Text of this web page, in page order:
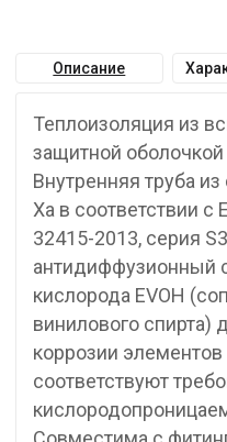
Описание
Теплоизоляция из
защитной оболочкой
Внутренняя труба
Xa в соответствии с
32415-2013, серия
антидиффузионный
кислорода EVOH
винилового спирта)
коррозии
соответствуют